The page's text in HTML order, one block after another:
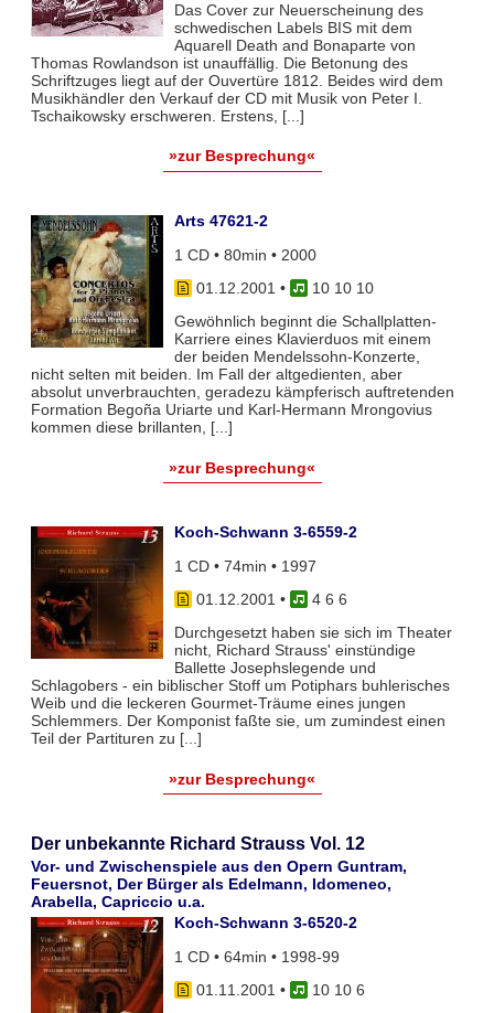
Das Cover zur Neuerscheinung des
schwedischen Labels BIS mit dem
Aquarell Death and Bonaparte von
Thomas Rowlandson ist unauffällig. Die Betonung des
Schriftzuges liegt auf der Ouvertüre 1812. Beides wird dem
Musikhändler den Verkauf der CD mit Musik von Peter I.
Tschaikowsky erschweren. Erstens, [...]
»zur Besprechung«
Arts 47621-2
1 CD • 80min • 2000
01.12.2001 •
10 10 10
Gewöhnlich beginnt die Schallplatten-
Karriere eines Klavierduos mit einem
der beiden Mendelssohn-Konzerte,
nicht selten mit beiden. Im Fall der altgedienten, aber
absolut unverbrauchten, geradezu kämpferisch auftretenden
Formation Begoña Uriarte und Karl-Hermann Mrongovius
kommen diese brillanten, [...]
»zur Besprechung«
Koch-Schwann 3-6559-2
1 CD • 74min • 1997
01.12.2001 •
4 6 6
Durchgesetzt haben sie sich im Theater
nicht, Richard Strauss' einstündige
Ballette Josephslegende und
Schlagobers - ein biblischer Stoff um Potiphars buhlerisches
Weib und die leckeren Gourmet-Träume eines jungen
Schlemmers. Der Komponist faßte sie, um zumindest einen
Teil der Partituren zu [...]
»zur Besprechung«
Der unbekannte Richard Strauss Vol. 12
Vor- und Zwischenspiele aus den Opern Guntram,
Feuersnot, Der Bürger als Edelmann, Idomeneo,
Arabella, Capriccio u.a.
Koch-Schwann 3-6520-2
1 CD • 64min • 1998-99
01.11.2001 •
10 10 6